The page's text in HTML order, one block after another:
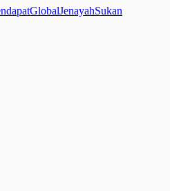
GlobalJenayahSukan